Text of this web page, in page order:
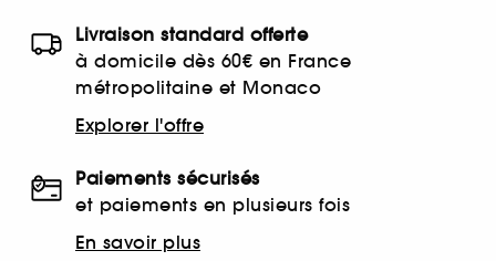
Livraison standard offerte
à domicile dès 60€ en France
métropolitaine et Monaco
Explorer l'offre
Paiements sécurisés
et paiements en plusieurs fois
En savoir plus